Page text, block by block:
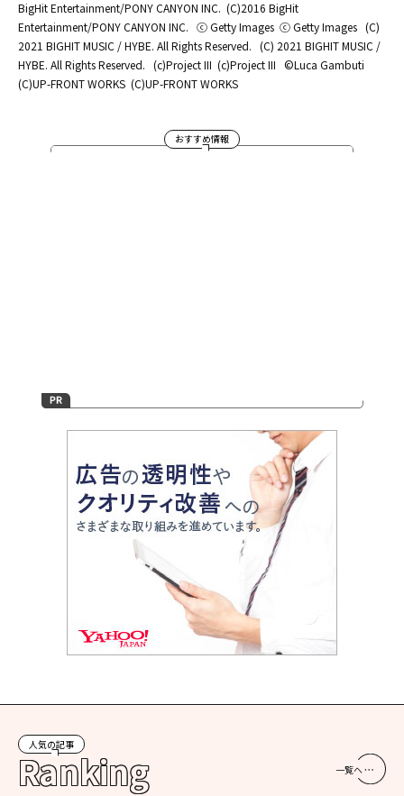
BigHit Entertainment/PONY CANYON INC. (C)2016 BigHit
Entertainment/PONY CANYON INC. ⓒ Getty Images ⓒ Getty Images (C)
2021 BIGHIT MUSIC / HYBE. All Rights Reserved. (C) 2021 BIGHIT MUSIC /
HYBE. All Rights Reserved. (c)Project III (c)Project III ©Luca Gambuti
(C)UP-FRONT WORKS (C)UP-FRONT WORKS
おすすめ情報
人気の記事
Ranking 一覧へ